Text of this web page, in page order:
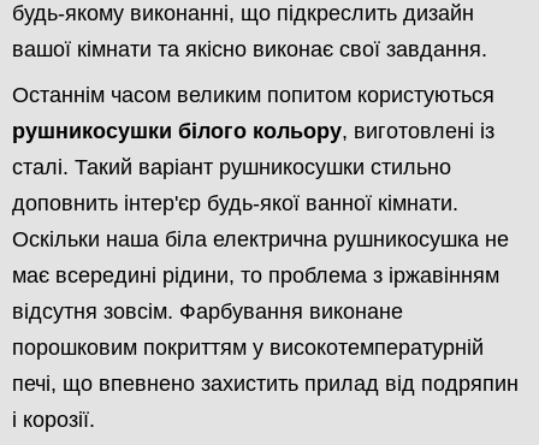
будь-якому виконанні, що підкреслить дизайн
вашої кімнати та якісно виконає свої завдання.
Останнім часом великим попитом користуються
рушникосушки білого кольору, виготовлені із
сталі. Такий варіант рушникосушки стильно
доповнить інтер'єр будь-якої ванної кімнати.
Оскільки наша біла електрична рушникосушка не
має всередині рідини, то проблема з іржавінням
відсутня зовсім. Фарбування виконане
порошковим покриттям у високотемпературній
печі, що впевнено захистить прилад від подряпин
і корозії.